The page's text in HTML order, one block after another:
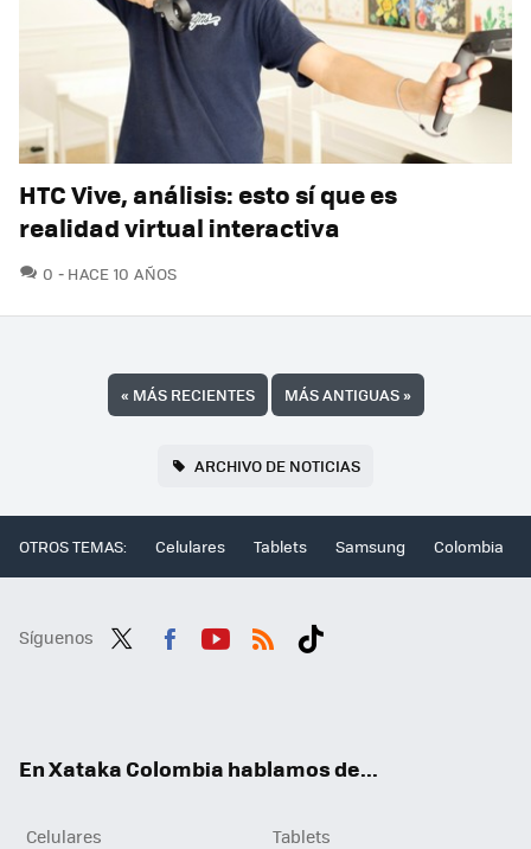
HTC Vive, análisis: esto sí que es
realidad virtual interactiva
0 COMENTARIOS
HACE 10 AÑOS
« MÁS RECIENTES MÁS ANTIGUAS»
ARCHIVO DE NOTICIAS
OTROS TEMAS: Celulares Tablets Samsung Colombia
Síguenos
En Xataka Colombia hablamos de...
Celulares
Tablets